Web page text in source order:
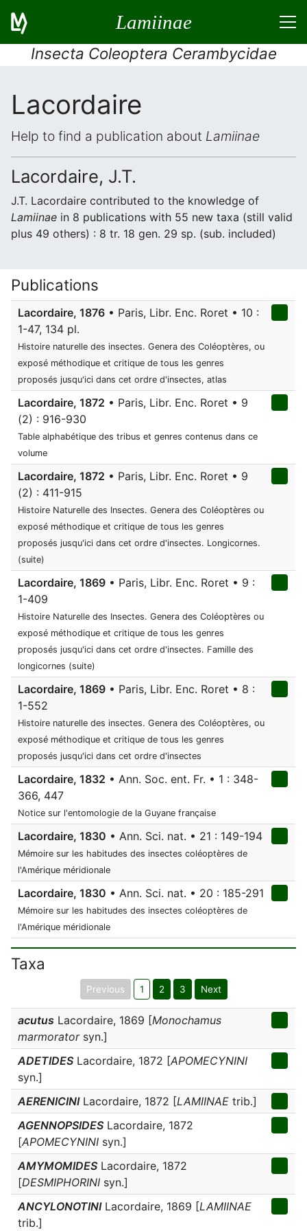
Lamiinae
Insecta Coleoptera Cerambycidae
Lacordaire
Help to find a publication about Lamiinae
Lacordaire, J.T.
J.T. Lacordaire contributed to the knowledge of
Lamiinae in 8 publications with 55 new taxa (still valid
plus 49 others) : 8 tr. 18 gen. 29 sp. (sub. included)
Publications
Lacordaire, 1876 • Paris, Libr. Enc. Roret • 10 :
1-47, 134 pl.
Histoire naturelle des insectes. Genera des Coléoptères, ou
exposé méthodique et critique de tous les genres
proposés jusqu'ici dans cet ordre d'insectes, atlas
Lacordaire, 1872 • Paris, Libr. Enc. Roret • 9
(2) : 916-930
Table alphabétique des tribus et genres contenus dans ce
volume
Lacordaire, 1872 • Paris, Libr. Enc. Roret • 9
(2) : 411-915
Histoire Naturelle des Insectes. Genera des Coléoptères ou
exposé méthodique et critique de tous les genres
proposés jusqu'ici dans cet ordre d'insectes. Longicornes.
(suite)
Lacordaire, 1869 • Paris, Libr. Enc. Roret • 9 :
1-409
Histoire Naturelle des Insectes. Genera des Coléoptères ou
exposé méthodique et critique de tous les genres
proposés jusqu'ici dans cet ordre d'insectes. Famille des
longicornes (suite)
Lacordaire, 1869 • Paris, Libr. Enc. Roret • 8 :
1-552
Histoire naturelle des insectes. Genera des Coléoptères, ou
exposé méthodique et critique de tous les genres
proposés jusqu'ici dans cet ordre d'insectes
Lacordaire, 1832 • Ann. Soc. ent. Fr. • 1 : 348-
366, 447
Notice sur l'entomologie de la Guyane française
Lacordaire, 1830 • Ann. Sci. nat. • 21 : 149-194
Mémoire sur les habitudes des insectes coléoptères de
l'Amérique méridionale
Lacordaire, 1830 • Ann. Sci. nat. • 20 : 185-291
Mémoire sur les habitudes des insectes coléoptères de
l'Amérique méridionale
Taxa
Previous 1 2 3 Next
acutus Lacordaire, 1869 [Monochamus
marmoratorsyn.]
ADETIDES Lacordaire, 1872 [APOMECYNINI
syn.]
AERENICINILacordaire, 1872 [LAMIINAE trib.]
AGENNOPSIDES Lacordaire, 1872
[APOMECYNINI syn.]
AMYMOMIDES Lacordaire, 1872
[DESMIPHORINI syn.]
ANCYLONOTINILacordaire, 1869 [LAMIINAE
trib.]